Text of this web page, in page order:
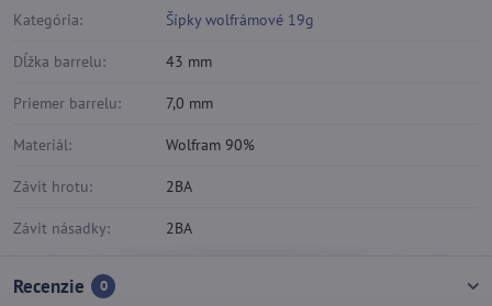
Kategória: Šípky wolfrámové 19g
Dĺžka barrelu: 43 mm
Priemer barrelu: 7,0 mm
Materiál: Wolfram 90%
Závit hrotu: 2BA
Závit násadky: 2BA
Recenzie 0